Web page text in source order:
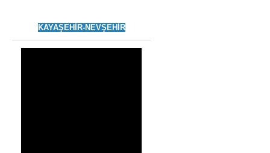
KAYAŞEHİR-NEVŞEHİR